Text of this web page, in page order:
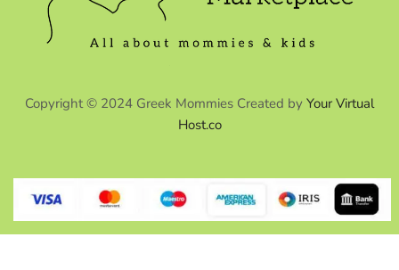
Copyright © 2024 Greek Mommies Created by Your Virtual
Host.co